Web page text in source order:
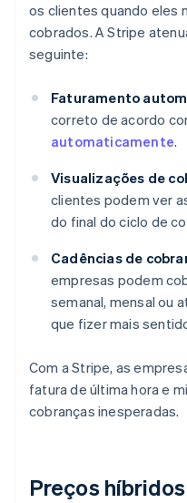
os clientes quando eles
cobrados. A Stripe
seguinte:
Faturamento
correto de acordo
automaticamente.
Visualizações de
clientes podem ver
do final do ciclo de
Cadências de
empresas podem
semanal, mensal ou
que fizer mais
Com a Stripe, as
fatura de última hora e
cobranças inesperadas.
Preços híbridos